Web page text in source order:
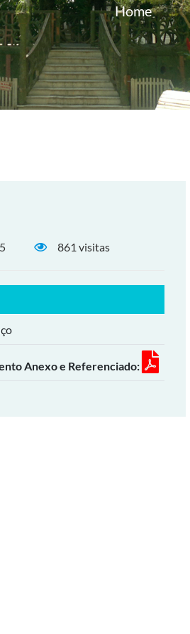
Home
861 visitas
Anexo e Referenciado: